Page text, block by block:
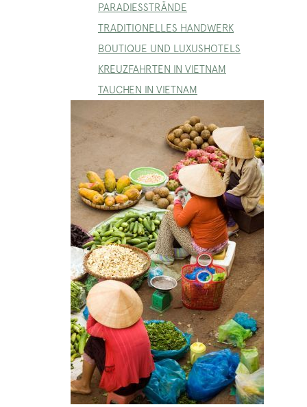
PARADIESSTRÄNDE
TRADITIONELLES HANDWERK
BOUTIQUE UND LUXUSHOTELS
KREUZFAHRTEN IN VIETNAM
TAUCHEN IN VIETNAM